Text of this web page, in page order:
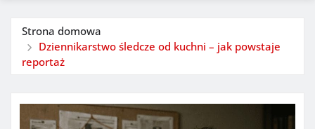
Strona domowa
Dziennikarstwo śledcze od kuchni – jak powstaje
reportaż